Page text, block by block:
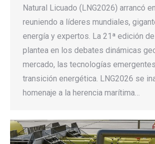
Natural Licuado (LNG2026) arrancó
reuniendo a líderes mundiales,
energía y expertos. La 21ª edición
plantea en los debates dinámicas
mercado, las tecnologías
transición energética. LNG2026 se
homenaje a la herencia marítima…